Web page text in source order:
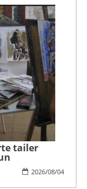
tailer
2026/08/04